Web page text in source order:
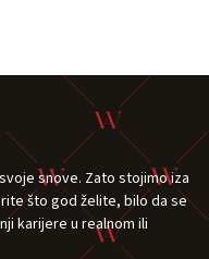
snove. Zato stojimo iza
što god želite, bilo da se
karijere u realnom ili